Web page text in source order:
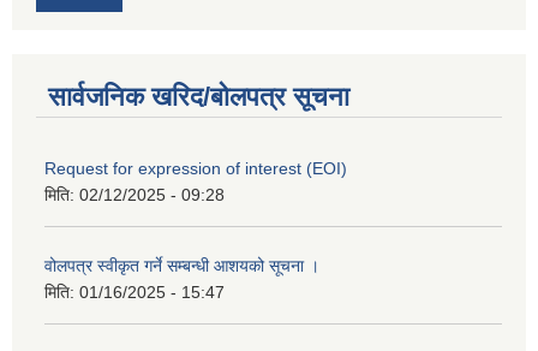
सार्वजनिक खरिद/बोलपत्र सूचना
Request for expression of interest (EOI)
मिति: 02/12/2025 - 09:28
वोलपत्र स्वीकृत गर्ने सम्बन्धी आशयको सूचना ।
मिति: 01/16/2025 - 15:47